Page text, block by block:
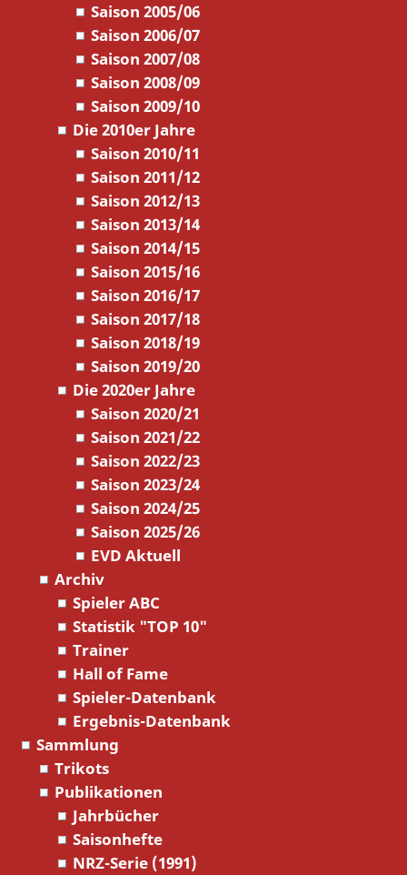
Saison 2005/06
Saison 2006/07
Saison 2007/08
Saison 2008/09
Saison 2009/10
Die 2010er Jahre
Saison 2010/11
Saison 2011/12
Saison 2012/13
Saison 2013/14
Saison 2014/15
Saison 2015/16
Saison 2016/17
Saison 2017/18
Saison 2018/19
Saison 2019/20
Die 2020er Jahre
Saison 2020/21
Saison 2021/22
Saison 2022/23
Saison 2023/24
Saison 2024/25
Saison 2025/26
EVD Aktuell
Archiv
Spieler ABC
Statistik "TOP 10"
Trainer
Hall of Fame
Spieler-Datenbank
Ergebnis-Datenbank
Sammlung
Trikots
Publikationen
Jahrbücher
Saisonhefte
NRZ-Serie (1991)